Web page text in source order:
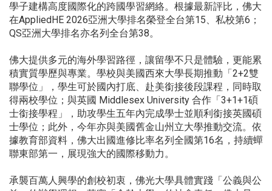
學子建構高度國際化的跨國學習網絡。根據最新評比，佛大
在AppliedHE 2026亞洲大學排名榮登全台第15、私校第6；
QS亞洲大學排名亦名列全台第38。
佛大提供多元的海外學習路徑，讓留學不只是體驗，更能累
積實質學歷與專業。學校與美國西來大學長期推動「2+2雙
聯學位」，學生可於國內打底、赴美銜接後段課程，同時取
得兩校學位；與英國 Middlesex University 合作「3+1+1碩
士銜接學程」，助攻學生五年內完成學士並順利銜接英國碩
士學位；此外，今年亦與美國舊金山州立大學推動交流。依
據教育部資料，佛大出國進修比率名列全國第16名，持續蟬
聯東部第一，展現強大的國際移動力。
承襲百萬人興學的創校初衷，佛光大學具體實踐「公義與公